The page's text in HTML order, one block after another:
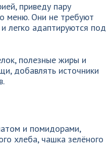
приведу пару
меню. Они не требуют
легко адаптируются под
полезные жиры и
добавлять источники
и помидорами,
хлеба, чашка зелёного